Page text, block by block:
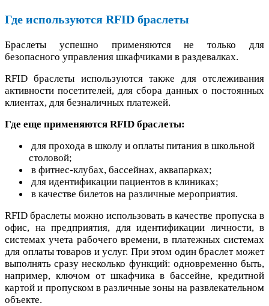
Где используются RFID браслеты
Браслеты успешно применяются не только для
безопасного управления шкафчиками в раздевалках.
RFID браслеты используются также для отслеживания
активности посетителей, для сбора данных о постоянных
клиентах, для безналичных платежей.
Где еще применяются RFID браслеты:
для прохода в школу и оплаты питания в школьной
столовой;
в фитнес-клубах, бассейнах, аквапарках;
для идентификации пациентов в клиниках;
в качестве билетов на различные мероприятия.
RFID браслеты можно использовать в качестве пропуска в
офис, на предприятия, для идентификации личности, в
системах учета рабочего времени, в платежных системах
для оплаты товаров и услуг. При этом один браслет может
выполнять сразу несколько функций: одновременно быть,
например, ключом от шкафчика в бассейне, кредитной
картой и пропуском в различные зоны на развлекательном
объекте.